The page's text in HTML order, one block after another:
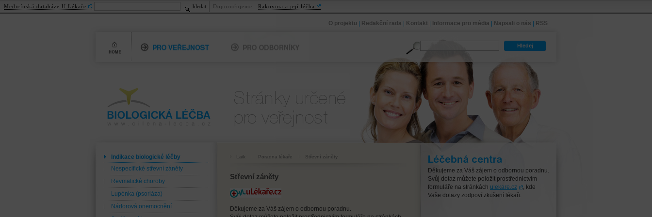
O projektu Redakční rada Kontakt Informace pro média Napsali o nás
RSS
Hledej
Biologická léčba Pro veřejnost
Indikace biologické léčby
Nespecifické střevní záněty
Revmatické choroby
Lupénka (psoriáza)
Nádorová onemocnění
Laik Poradna lékaře Střevní záněty
Střevní záněty
Děkujeme za Váš zájem o odbornou poradnu.
Léčebná centra
Děkujeme za Váš zájem o odbornou poradnu.
Svůj dotaz můžete položit prostřednictvím
formuláře na stránkách ulekare.cz
, kde
Vaše dotazy zodpoví zkušení lékaři.
Medicínská databáze U Lékaře hledat Doporučujeme: Rakovina a její léčba